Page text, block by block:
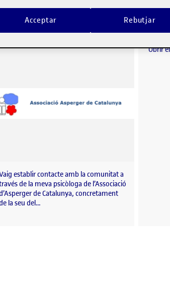
EL DISSENY
per PAC 3: ETNOGRAFIA PEL DISSENY
Publicat per
Marta Font Sabaté
Visibilitat:
Públic-Data de publicació
24 Abr. 202224 abril, 2022 7:48 pm
-comentariel PAC 3:
establir contacte amb la comunitat a
de la meva psicòloga de l’Associació
de Catalunya, concretament
la seu del…
Obrir
en el disseny
Rebutjar
Acceptar